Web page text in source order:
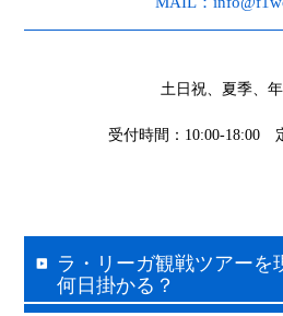
土日祝、夏季、
受付時間：10:00-18:00
ラ・リーガ観戦ツアーを
何日掛かる？